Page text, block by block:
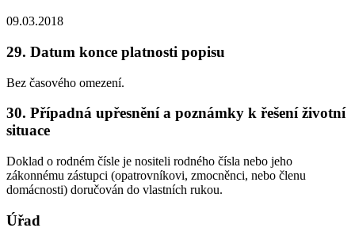
09.03.2018
29. Datum konce platnosti popisu
Bez časového omezení.
30. Případná upřesnění a poznámky k řešení životní
situace
Doklad o rodném čísle je nositeli rodného čísla nebo jeho
zákonnému zástupci (opatrovníkovi, zmocněnci, nebo členu
domácnosti) doručován do vlastních rukou.
Úřad